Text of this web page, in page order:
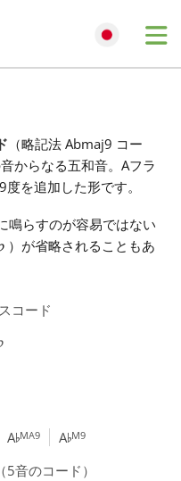
（略記法 Abmaj9 コー
からなる五和音。Aフラ
を追加した形です。
鳴らすのが容易ではない
）が省略されることもあ
コード
A♭MA9 A♭M9
音のコード）